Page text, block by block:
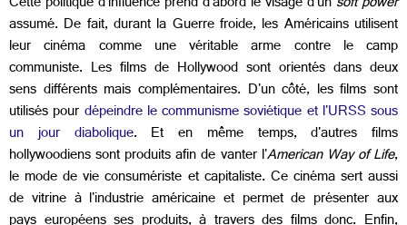
assumé. De fait, durant la Guerre froide, les Américains utilisent
leur cinéma comme une véritable arme contre le camp
communiste. Les films de Hollywood sont orientés dans deux
sens différents mais complémentaires. D'un côté, les films sont
utilisés pourdépeindre le communisme soviétique et l'URSS sous
un jour diabolique. Et en même temps, d'autres films
hollywoodiens sont produits afin de vanter l'American Way of Life,
le mode de vie consumériste et capitaliste. Ce cinéma sert aussi
de vitrine à l'industrie américaine et permet de présenter aux